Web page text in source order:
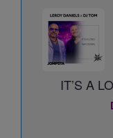
IT’S A